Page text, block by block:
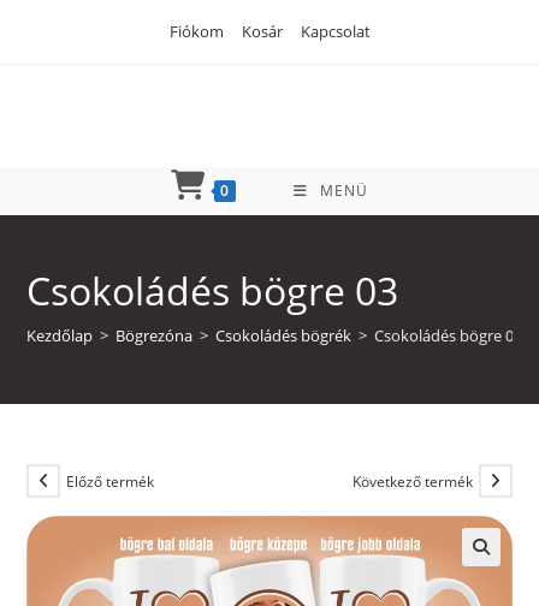
Fiókom Kosár Kapcsolat
0 MENÜ
Csokoládés bögre 03
Kezdőlap > Bögrezóna > Csokoládés bögrék > Csokoládés bögre 03
Előző termék Következő termék